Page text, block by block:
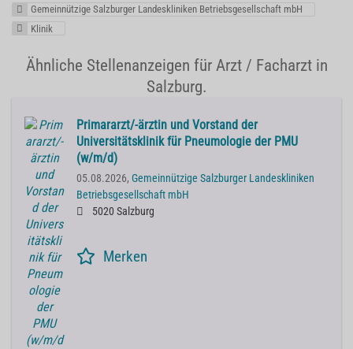
Gemeinnützige Salzburger Landeskliniken Betriebsgesellschaft mbH
Klinik
Ähnliche Stellenanzeigen für Arzt / Facharzt in
Salzburg.
Primararzt/-ärztin und Vorstand der
Universitätsklinik für Pneumologie der PMU
(w/m/d)
05.08.2026, Gemeinnützige Salzburger Landeskliniken
Betriebsgesellschaft mbH
5020 Salzburg
Merken